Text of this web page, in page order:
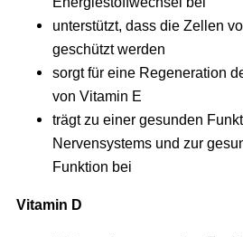
unterstützt, dass die Zellen
geschützt werden
sorgt für eine Regeneration
von Vitamin E
trägt zu einer gesunden
Nervensystems und zur
Funktion bei
Vitamin D